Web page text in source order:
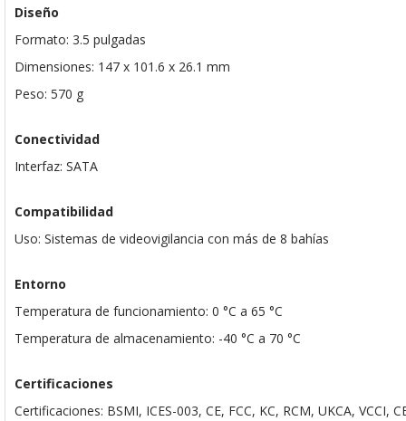
Diseño
Formato: 3.5 pulgadas
Dimensiones: 147 x 101.6 x 26.1 mm
Peso: 570 g
Conectividad
Interfaz: SATA
Compatibilidad
Uso: Sistemas de videovigilancia con más de 8 bahías
Entorno
Temperatura de funcionamiento: 0 °C a 65 °C
Temperatura de almacenamiento: -40 °C a 70 °C
Certificaciones
Certificaciones: BSMI, ICES-003, CE, FCC, KC, RCM, UKCA, VCCI,